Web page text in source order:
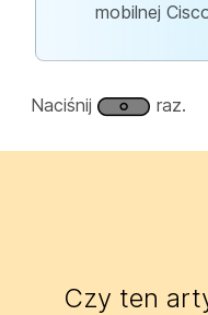
mobilnej
Naciśnij raz.
Czy ten